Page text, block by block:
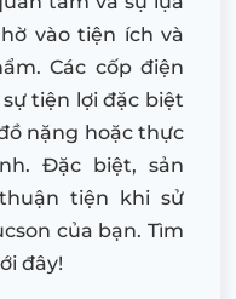
vào tiện ích và
Các cốp điện
tiện lợi đặc biệt
nặng hoặc thực
Đặc biệt, sản
tiện khi sử
của bạn. Tìm
đây!